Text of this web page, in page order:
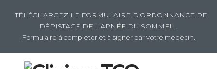
TÉLÉCHARGEZ LE FORMULAIRE D’ORDONNANCE DE
DÉPISTAGE DE L'APNÉE DU SOMMEIL.
Formulaire à compléter et à signer par votre médecin.